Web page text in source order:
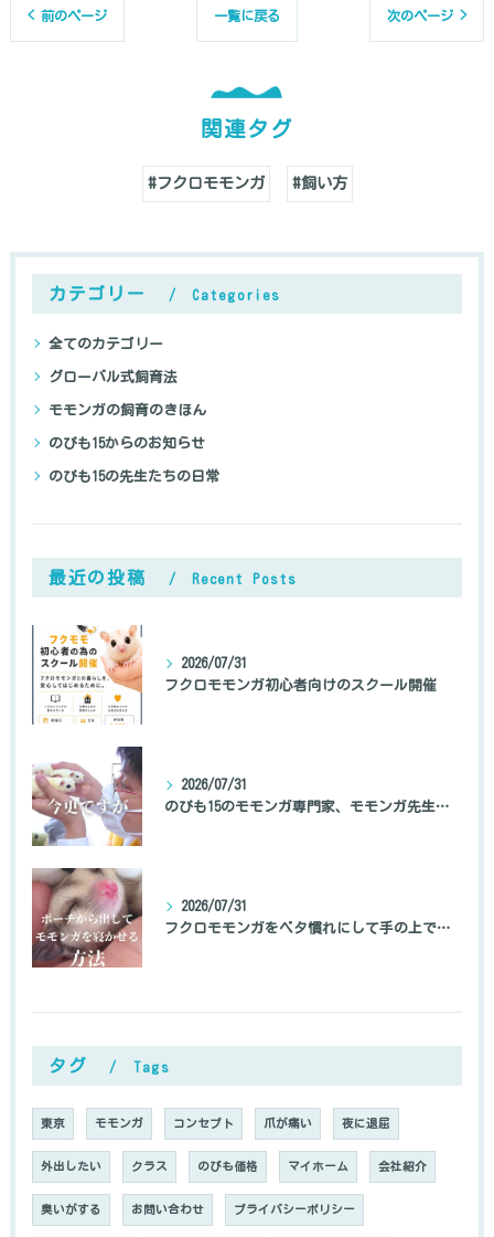
< 前のページ 一覧に戻る 次のページ >
関連タグ
#フクロモモンガ #飼い方
カテゴリー Categories
全てのカテゴリー
グローバル式飼育法
モモンガの飼育のきほん
のびも15からのお知らせ
のびも15の先生たちの日常
最近の投稿 Recent Posts
2026/07/31
フクロモモンガ初心者向けのスクール開催
2026/07/31
のびも15のモモンガ専門家、モモンガ先生の自己紹介
2026/07/31
フクロモモンガをベタ慣れにして手の上で寝かせる方法
タグ Tags
東京 モモンガ コンセプト 爪が痛い 夜に退屈
外出したい クラス のびも価格 マイホーム 会社紹介
臭いがする お問い合わせ プライバシーポリシー